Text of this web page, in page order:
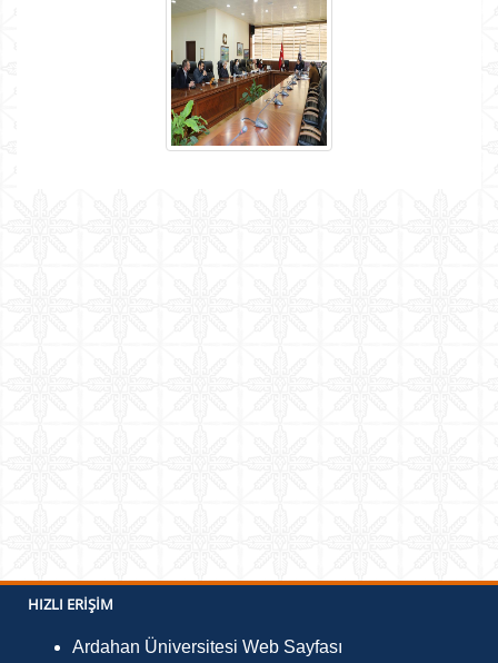
HIZLI ERIŞIM
Ardahan Üniversitesi Web Sayfası